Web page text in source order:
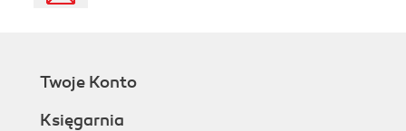
Twoje Konto
Księgarnia